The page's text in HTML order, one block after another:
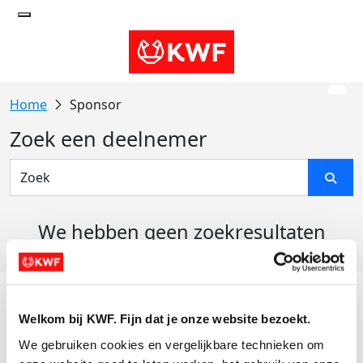
Welkom bij KWF. Fijn dat je onze website bezoekt.
We gebruiken cookies en vergelijkbare technieken om
Sponsor
Zoek een deelnemer
We hebben geen zoekresultaten
Actiematerialen
Evenementen